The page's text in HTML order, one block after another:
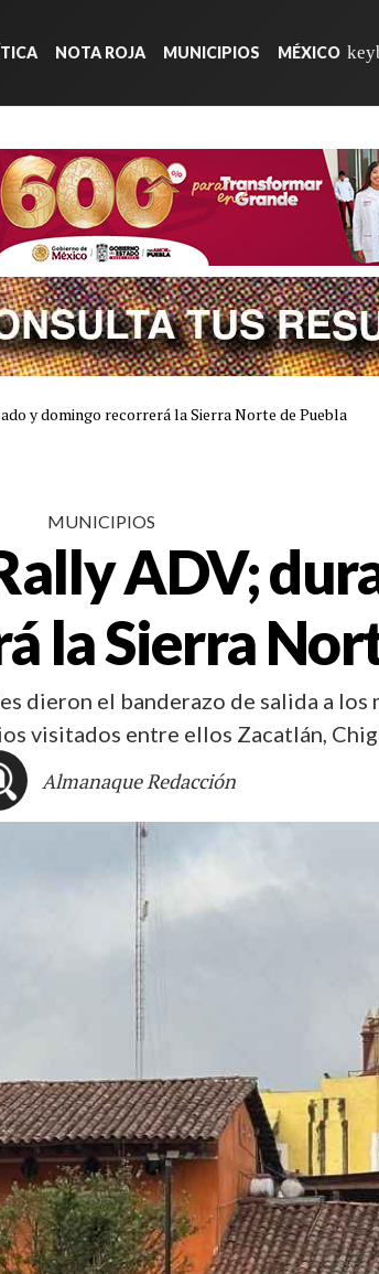
NOTA ROJA MUNICIPIOS MÉXICO
y domingo recorrerá la Sierra Norte de Puebla
MUNICIPIOS
ADV;
la Sierra
dieron el banderazo de salida a
visitados entre ellos Zacatlán,
Almanaque Redacción